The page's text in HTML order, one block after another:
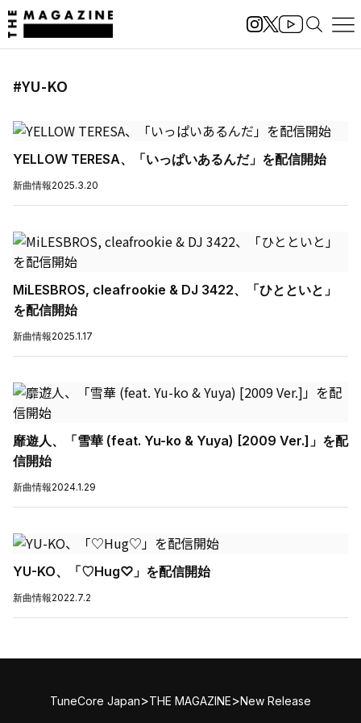
#YU-KO
YELLOW TERESA、「いっぱいあるんだ」を配信開始
新曲情報2025.3.20
MiLESBROS, cleafrookie & DJ 3422、「ひとといと」
を配信開始
新曲情報2025.1.17
靡遊人、「雪華 (feat. Yu-ko & Yuya) [2009 Ver.]」を配
信開始
新曲情報2024.1.29
YU-KO、「♡Hug♡」を配信開始
新曲情報2022.7.2
TuneCore Japan>THE MAGAZINE>New Release